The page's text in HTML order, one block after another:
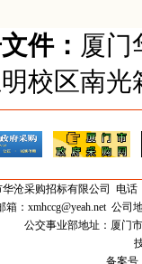
件： 厦门
校区南
华沧采购招标有限公司
电话
箱： xmhccg@yeah.net公司地
公交事业部地址：厦门
备案